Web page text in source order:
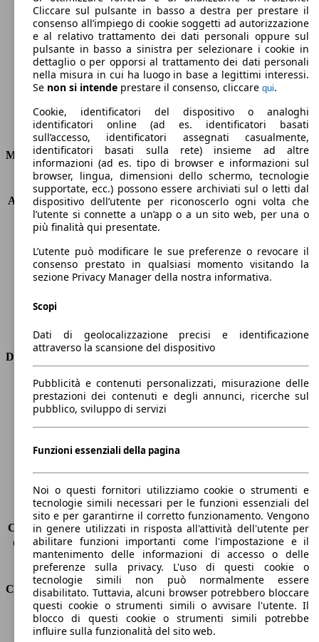
128 g/km
Emissioni di CO2 (combinato)*
Consumi
Motore e Prestazioni
KW (PS)
140 kW (190 PS)
Accelerazione (0-100 km/h)
7.1s
Velocità massima (km/h)
230 km/h
Numero di marce
8
Coppia
450 nm
Cilindrata
2143 ccm
Carburante
Diesel
Trasmissione
Dimensioni
Lunghezza
4640 mm
Altezza
1440 mm
Larghezza
Peso massimo
2070 kg
Sedili
5
Carico sul tetto
-
Capacità di traino (senza freni) -
Capacità di traino (con freni)
1600 kg
Volume del bagagliaio
480 l
Consumi
Emissioni di CO2*
128 g/km (komb.)
Consumo (urbano)
6.0 l/100km
Cliccare sul pulsante in basso a destra per prestare il
consenso all’impiego di cookie soggetti ad autorizzazione
e al relativo trattamento dei dati personali oppure sul
pulsante in basso a sinistra per selezionare i cookie in
dettaglio o per opporsi al trattamento dei dati personali
nella misura in cui ha luogo in base a legittimi interessi.
Se non si intende prestare il consenso, cliccare qui.
Cookie, identificatori del dispositivo o analoghi
identificatori online (ad es. identificatori basati
sull’accesso, identificatori assegnati casualmente,
identificatori basati sulla rete) insieme ad altre
informazioni (ad es. tipo di browser e informazioni sul
browser, lingua, dimensioni dello schermo, tecnologie
supportate, ecc.) possono essere archiviati sul o letti dal
dispositivo dell’utente per riconoscerlo ogni volta che
l’utente si connette a un’app o a un sito web, per una o
più finalità qui presentate.
L’utente può modificare le sue preferenze o revocare il
consenso prestato in qualsiasi momento visitando la
sezione Privacy Manager della nostra informativa.
Scopi
Dati di geolocalizzazione precisi e identificazione
attraverso la scansione del dispositivo
Pubblicità e contenuti personalizzati, misurazione delle
prestazioni dei contenuti e degli annunci, ricerche sul
pubblico, sviluppo di servizi
Funzioni essenziali della pagina
Noi o questi fornitori utilizziamo cookie o strumenti e
tecnologie simili necessari per le funzioni essenziali del
sito e per garantirne il corretto funzionamento. Vengono
in genere utilizzati in risposta all'attività dell'utente per
abilitare funzioni importanti come l'impostazione e il
mantenimento delle informazioni di accesso o delle
preferenze sulla privacy. L'uso di questi cookie o
tecnologie simili non può normalmente essere
disabilitato. Tuttavia, alcuni browser potrebbero bloccare
questi cookie o strumenti simili o avvisare l'utente. Il
blocco di questi cookie o strumenti simili potrebbe
influire sulla funzionalità del sito web.